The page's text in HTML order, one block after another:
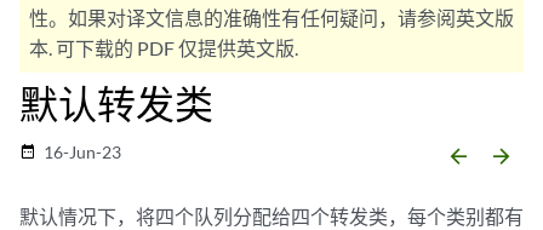
性。如果对译文信息的准确性有任何疑问，请参阅英文版
本. 可下载的 PDF 仅提供英文版.
默认转发类
date_range 16-Jun-23 arrow_backward arrow_forward
默认情况下，将四个队列分配给四个转发类，每个类别都有